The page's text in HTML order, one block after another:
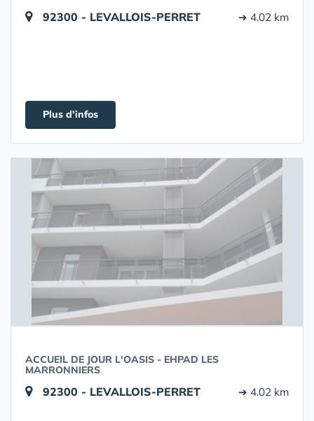
92300 - LEVALLOIS-PERRET ➔ 4.02 km
Plus d'infos
ACCUEIL DE JOUR L'OASIS - EHPAD LES
MARRONNIERS
92300 - LEVALLOIS-PERRET ➔ 4.02 km